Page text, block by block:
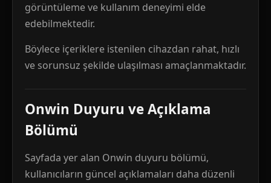
görüntüleme ve kullanım deneyimi elde
edebilmektedir.
Böylece içeriklere istenilen cihazdan rahat, hızlı
ve sorunsuz şekilde ulaşılması amaçlanmaktadır.
Onwin Duyuru ve Açıklama
Bölümü
Sayfada yer alan Onwin duyuru bölümü,
kullanıcıların güncel açıklamaları daha düzenli